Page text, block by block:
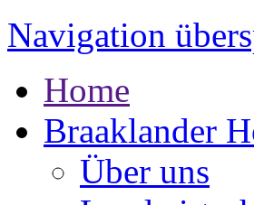
Navigation
Home
Braaklander
Über uns